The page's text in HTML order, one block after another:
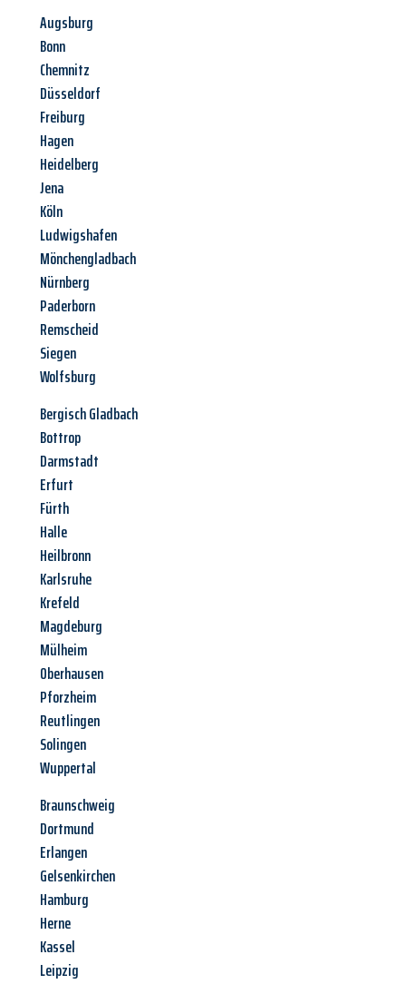
Augsburg
Bonn
Chemnitz
Düsseldorf
Freiburg
Hagen
Heidelberg
Jena
Köln
Ludwigshafen
Mönchengladbach
Nürnberg
Paderborn
Remscheid
Siegen
Wolfsburg
Bergisch Gladbach
Bottrop
Darmstadt
Erfurt
Fürth
Halle
Heilbronn
Karlsruhe
Krefeld
Magdeburg
Mülheim
Oberhausen
Pforzheim
Reutlingen
Solingen
Wuppertal
Braunschweig
Dortmund
Erlangen
Gelsenkirchen
Hamburg
Herne
Kassel
Leipzig